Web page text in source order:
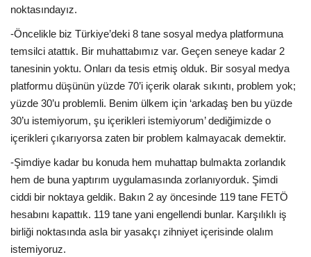
noktasındayız.
-Öncelikle biz Türkiye’deki 8 tane sosyal medya platformuna
temsilci atattık. Bir muhattabımız var. Geçen seneye kadar 2
tanesinin yoktu. Onları da tesis etmiş olduk. Bir sosyal medya
platformu düşünün yüzde 70’i içerik olarak sıkıntı, problem yok;
yüzde 30’u problemli. Benim ülkem için ‘arkadaş ben bu yüzde
30’u istemiyorum, şu içerikleri istemiyorum’ dediğimizde o
içerikleri çıkarıyorsa zaten bir problem kalmayacak demektir.
-Şimdiye kadar bu konuda hem muhattap bulmakta zorlandık
hem de buna yaptırım uygulamasında zorlanıyorduk. Şimdi
ciddi bir noktaya geldik. Bakın 2 ay öncesinde 119 tane FETÖ
hesabını kapattık. 119 tane yani engellendi bunlar. Karşılıklı iş
birliği noktasında asla bir yasakçı zihniyet içerisinde olalım
istemiyoruz.